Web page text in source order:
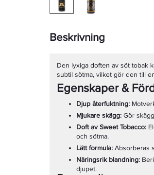
Beskrivning
Den lyxiga doften av söt tobak
subtil sötma, vilket gör den till
Egenskaper &
Djup återfuktning:
Mjukare skägg: Gör
Doft av Sweet Tobacco:
och sötma.
Lätt formula: Absorberas
Näringsrik blandning:
djupet.